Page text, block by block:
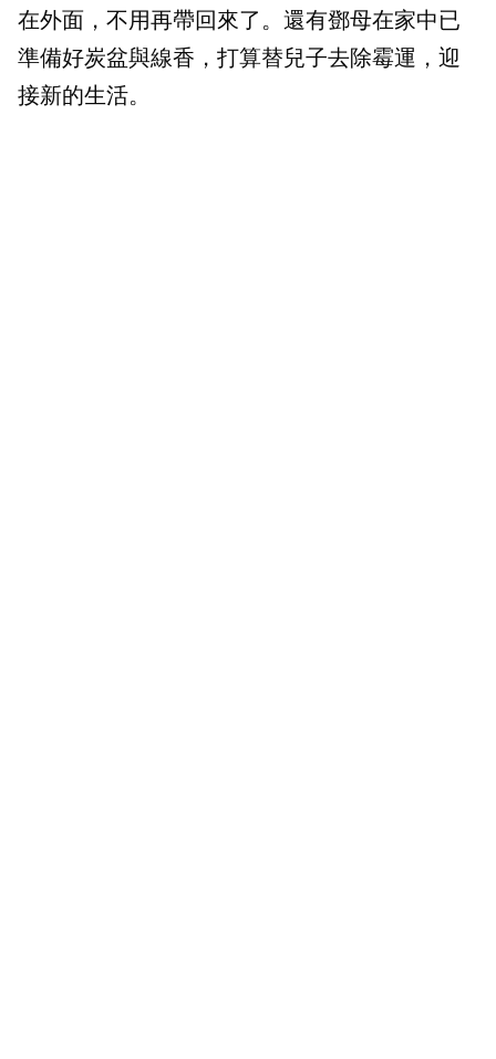
在外面，不用再帶回來了。還有鄧母在家中已
準備好炭盆與線香，打算替兒子去除霉運，迎
接新的生活。